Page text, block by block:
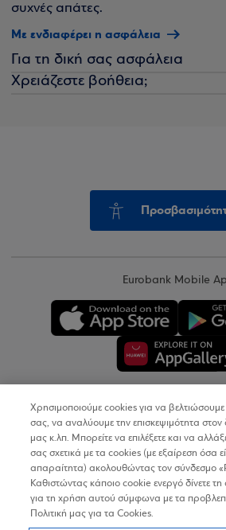
συχνές απάτες.
Με ενδιαφέρει η ασφάλεια
Για τη δική σας ασφάλεια
Χρειάζεστε βοήθεια;
Eurobank Mobile
Copyright © 2026
Όροι Χρήσης
Προσωπικά Δεδομένα στον
Χρησιμοποιούμε cookies για να βελτιώσουμε
σας, να αναλύουμε την επισκεψιμότητα στον
μας κ.λπ. Μπορείτε να επιλέξετε και να
σας σχετικά με τα cookies (με εξαίρεση όσα
απαραίτητα) ακολουθώντας τον σύνδεσμο
Καθιστώντας κάποιο cookie ενεργό δίνετε
για τη χρήση αυτού σύμφωνα με τα
Πολιτική μας για τα Cookies.